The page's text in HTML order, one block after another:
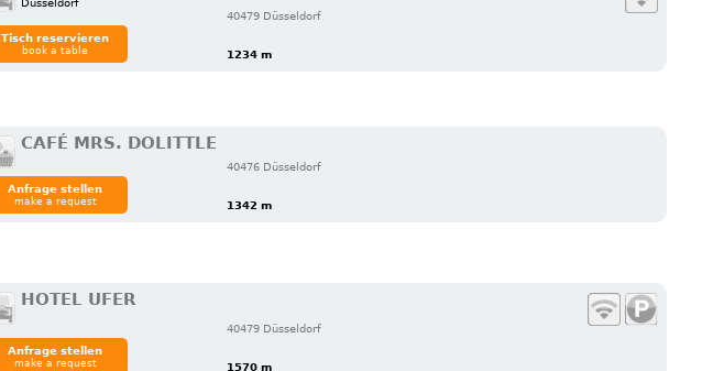
Düsseldorf
40479 Düsseldorf
1234 m
Tisch reservieren
book a table
CAFÉ MRS. DOLITTLE
40476 Düsseldorf
1342 m
Anfrage stellen
make a request
HOTEL UFER
40479 Düsseldorf
1570 m
Anfrage stellen
make a request